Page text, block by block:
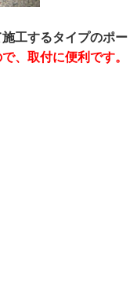
工するタイプのポー
、取付に便利です。